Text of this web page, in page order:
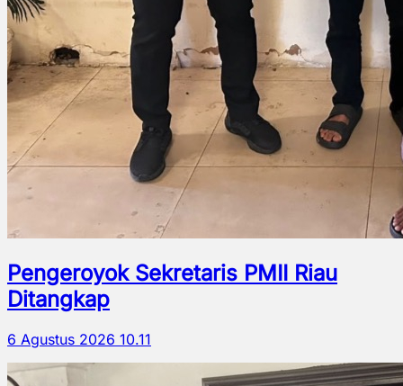
Pengeroyok Sekretaris PMII Riau
Ditangkap
6 Agustus 2026 10.11